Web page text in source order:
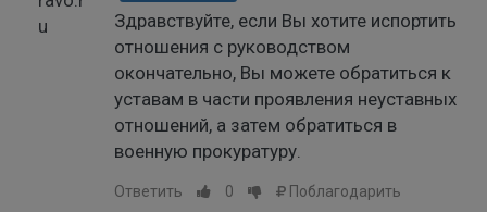
Здравствуйте, если Вы хотите испортить
отношения с руководством
окончательно, Вы можете обратиться к
уставам в части проявления неуставных
отношений, а затем обратиться в
военную прокуратуру.
Ответить 0 Поблагодарить